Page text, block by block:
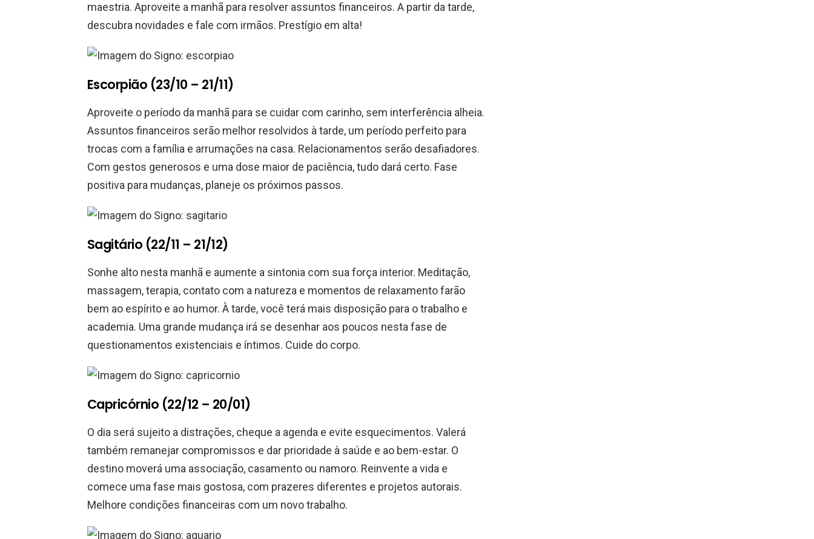
maestria. Aproveite a manhã para resolver assuntos financeiros. A partir da tarde,
descubra novidades e fale com irmãos. Prestígio em alta!
Escorpião (23/10 – 21/11)
Aproveite o período da manhã para se cuidar com carinho, sem interferência alheia.
Assuntos financeiros serão melhor resolvidos à tarde, um período perfeito para
trocas com a família e arrumações na casa. Relacionamentos serão desafiadores.
Com gestos generosos e uma dose maior de paciência, tudo dará certo. Fase
positiva para mudanças, planeje os próximos passos.
Sagitário (22/11 – 21/12)
Sonhe alto nesta manhã e aumente a sintonia com sua força interior. Meditação,
massagem, terapia, contato com a natureza e momentos de relaxamento farão
bem ao espírito e ao humor. À tarde, você terá mais disposição para o trabalho e
academia. Uma grande mudança irá se desenhar aos poucos nesta fase de
questionamentos existenciais e íntimos. Cuide do corpo.
Capricórnio (22/12 – 20/01)
O dia será sujeito a distrações, cheque a agenda e evite esquecimentos. Valerá
também remanejar compromissos e dar prioridade à saúde e ao bem-estar. O
destino moverá uma associação, casamento ou namoro. Reinvente a vida e
comece uma fase mais gostosa, com prazeres diferentes e projetos autorais.
Melhore condições financeiras com um novo trabalho.